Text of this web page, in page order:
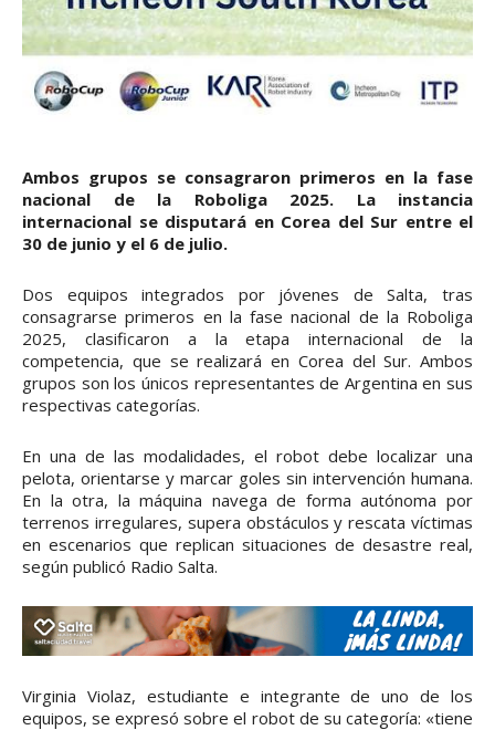
Ambos grupos se consagraron primeros en la fase
nacional de la Roboliga 2025. La instancia
internacional se disputará en Corea del Sur entre el
30 de junio y el 6 de julio.
Dos equipos integrados por jóvenes de Salta, tras
consagrarse primeros en la fase nacional de la Roboliga
2025, clasificaron a la etapa internacional de la
competencia, que se realizará en Corea del Sur. Ambos
grupos son los únicos representantes de Argentina en sus
respectivas categorías.
En una de las modalidades, el robot debe localizar una
pelota, orientarse y marcar goles sin intervención humana.
En la otra, la máquina navega de forma autónoma por
terrenos irregulares, supera obstáculos y rescata víctimas
en escenarios que replican situaciones de desastre real,
según publicó Radio Salta.
Virginia Violaz, estudiante e integrante de uno de los
equipos, se expresó sobre el robot de su categoría: «tiene